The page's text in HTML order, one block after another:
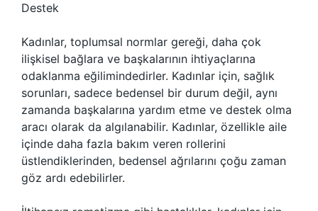
Destek
Kadınlar, toplumsal normlar gereği, daha çok
ilişkisel bağlara ve başkalarının ihtiyaçlarına
odaklanma eğilimindedirler. Kadınlar için, sağlık
sorunları, sadece bedensel bir durum değil, aynı
zamanda başkalarına yardım etme ve destek olma
aracı olarak da algılanabilir. Kadınlar, özellikle aile
içinde daha fazla bakım veren rollerini
üstlendiklerinden, bedensel ağrılarını çoğu zaman
göz ardı edebilirler.